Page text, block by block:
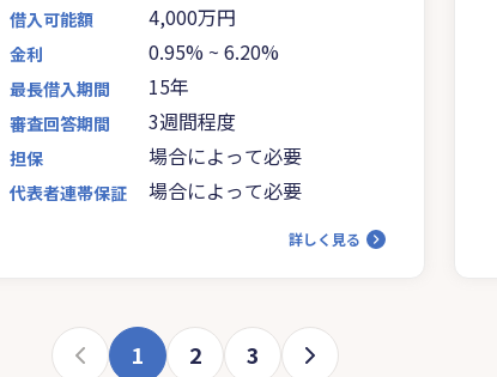
借入可能額 4,000万円
金利 0.95% ~ 6.20%
最長借入期間 15年
審査回答期間 3週間程度
担保 場合によって必要
代表者連帯保証 場合によって必要
詳しく見る
1 2 3